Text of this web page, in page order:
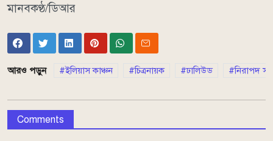
মানবকণ্ঠ/ডিআর
আরও পড়ুন ইলিয়াস কাঞ্চন চিত্রনায়ক ঢালিউড নিরাপদ
Comments